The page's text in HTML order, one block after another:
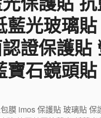
藍光玻璃
證保護貼
寶石鏡頭
膜 imos 保護貼 玻璃貼